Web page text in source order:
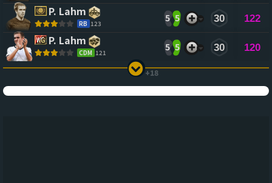
P. Lahm
RB 123
5 5 30 122
P. Lahm
CDM 121
5 5 30 120
+18